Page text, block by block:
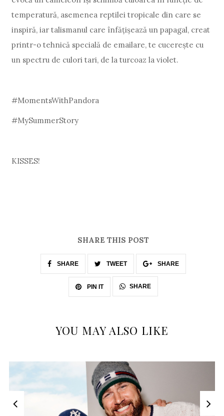
temperatură, asemenea reptilei tropicale din care se
inspiră, iar talismanul care înfățișează un papagal, creat
printr-o tehnică specială de emailare, te cucerește cu
un spectru de culori tari, de la turcoaz la violet.
#MomentsWithPandora
#MySummerStory
KISSES!
SHARE THIS POST
SHARE TWEET SHARE
PIN IT SHARE
YOU MAY ALSO LIKE